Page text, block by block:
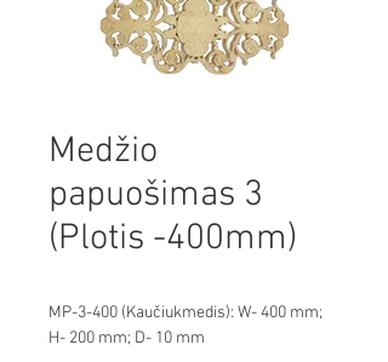
Medžio
papuošimas 3
(Plotis -400mm)
MP-3-400 (Kaučiukmedis): W- 400 mm;
H- 200 mm; D- 10 mm